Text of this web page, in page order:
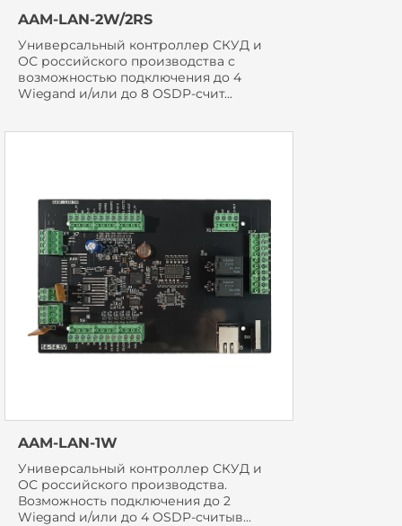
AAM-LAN-2W/2RS
Универсальный контроллер СКУД и
ОС российского производства с
возможностью подключения до 4
Wiegand и/или до 8 OSDP-счит...
AAM-LAN-1W
Универсальный контроллер СКУД и
ОС российского производства.
Возможность подключения до 2
Wiegand и/или до 4 OSDP-считыв...